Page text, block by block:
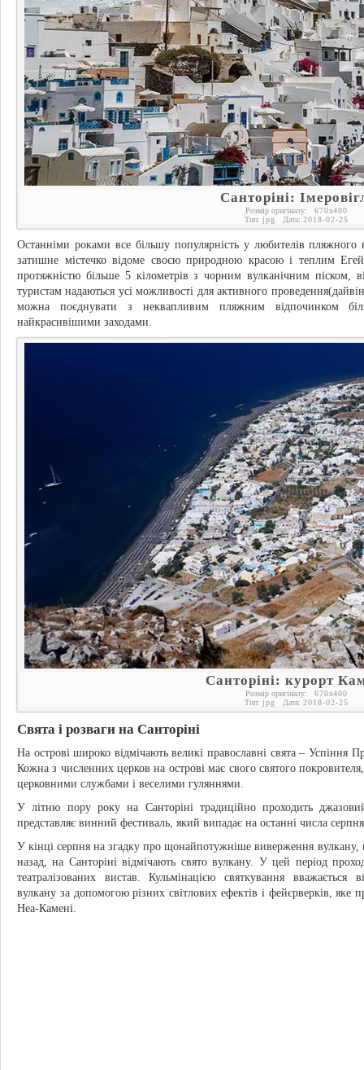
Санторіні:
Розмір оригіналу: 670x400
Тип: jpg Дата: 2018-02-25
Останніми роками все більшу популярність у любителів пляжного
затишне містечко відоме своєю природною красою і теплим
протяжністю більше 5 кілометрів з чорним вулканічним
туристам надаються усі можливості для активного
можна поєднувати з неквапливим пляжним відпочинком
найкрасивішими заходами.
Санторіні: курорт
Розмір оригіналу: 670x400
Тип: jpg Дата: 2018-02-25
Свята і розваги на Санторіні
На острові широко відмічають великі православні свята – Успіння
Кожна з численних церков на острові має свого святого
церковними службами і веселими гуляннями.
У літню пору року на Санторіні традиційно проходить
представляє винний фестиваль, який випадає на останні числа
У кінці серпня на згадку про щонайпотужніше виверження вулкану,
назад, на Санторіні відмічають свято вулкану. У цей період
театралізованих вистав. Кульмінацією святкування
вулкану за допомогою різних світлових ефектів і фейєрверків, яке
Неа-Камені.